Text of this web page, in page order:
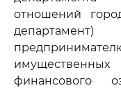
отношений
финансового